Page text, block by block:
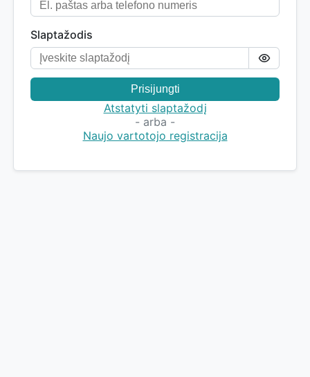
Slaptažodis
Prisijungti
Atstatyti slaptažodį
- arba -
Naujo vartotojo registracija